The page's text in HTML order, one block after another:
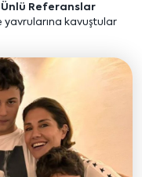
Ünlü Referanslar
yavrularına kavuştular